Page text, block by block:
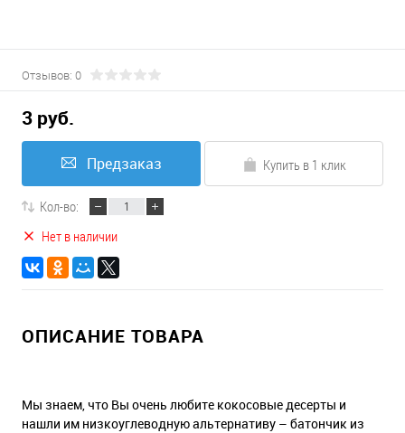
Отзывов: 0
3 руб.
Предзаказ Купить в 1 клик
Кол-во:
Нет в наличии
ОПИСАНИЕ ТОВАРА
Мы знаем, что Вы очень любите кокосовые десерты и
нашли им низкоуглеводную альтернативу – батончик из